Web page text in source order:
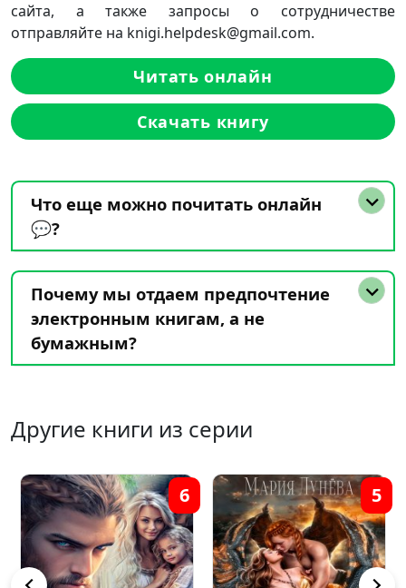
сайта, а также запросы о сотрудничестве
отправляйте на knigi.helpdesk@gmail.com.
Читать онлайн
Скачать книгу
Что еще можно почитать онлайн
💬?
Почему мы отдаем предпочтение
электронным книгам, а не
бумажным?
Другие книги из серии
6 5